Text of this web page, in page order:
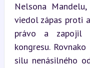
Nelsona
viedol zápas proti
právo a zapojil
kongresu.
silu nenásilného